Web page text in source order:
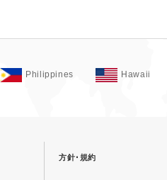
Philippines Hawaii
方針･規約